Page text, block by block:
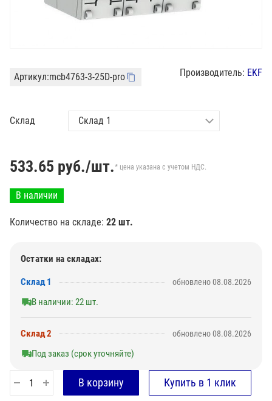
Артикул:mcb4763-3-25D-pro Производитель: EKF
Склад
533.65 руб./шт.* цена указана с учетом НДС.
В наличии
Количество на складе: 22 шт.
Остатки на складах:
Склад 1 обновлено 08.08.2026
В наличии: 22 шт.
Склад 2 обновлено 08.08.2026
Под заказ (срок уточняйте)